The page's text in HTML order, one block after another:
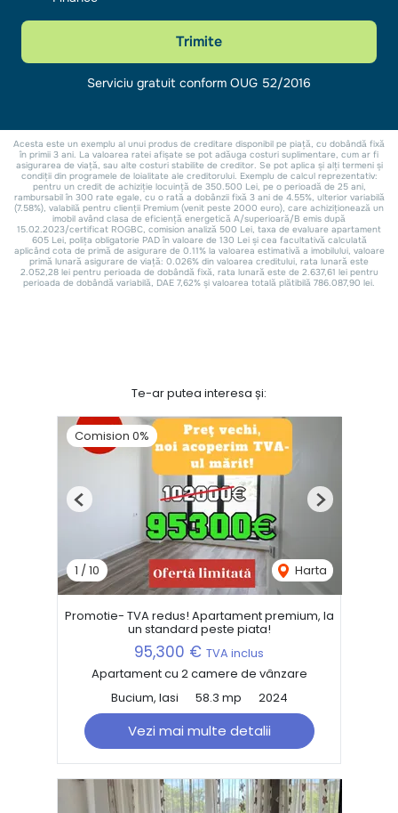
Te-ar putea interesa și:
Comision 0%
1 /10 Harta
Previous Next
Promotie- TVA redus! Apartament premium, la
un standard peste piata!
95,300 € TVA inclus
Apartament cu 2 camere de vânzare
Bucium, Iasi
58.3 mp 2024
Vezi mai multe detalii